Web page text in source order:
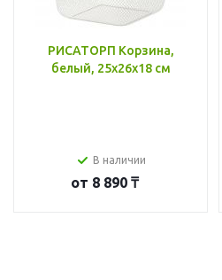
РИСАТОРП Корзина,
белый, 25x26x18 см
В наличии
от 8 890 ₸